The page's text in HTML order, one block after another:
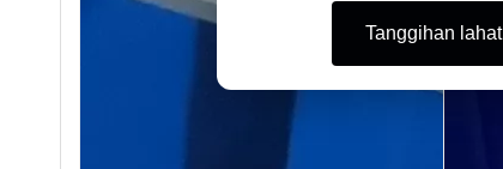
Tanggihan lahat